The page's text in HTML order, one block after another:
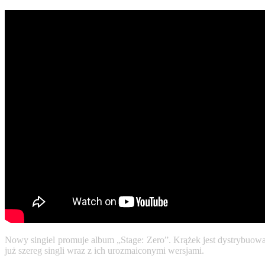
Nowy singiel promuje album „Stage: Zero”. Krążek jest
już szereg singli wraz z ich urozmaiconymi wersjami.